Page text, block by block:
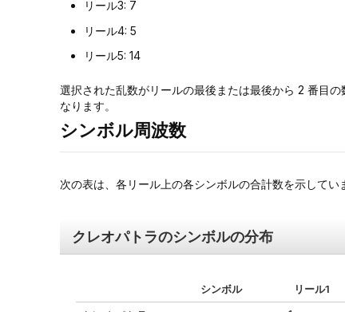
リール3: 7
リール4: 5
リール5: 14
選択された乱数がリールの最後または最後から 2 番目
なります。
シンボル周波数
次の表は、各リール上の各シンボルの合計数を示してい
クレオパトラのシンボルの分布
シンボル リール1